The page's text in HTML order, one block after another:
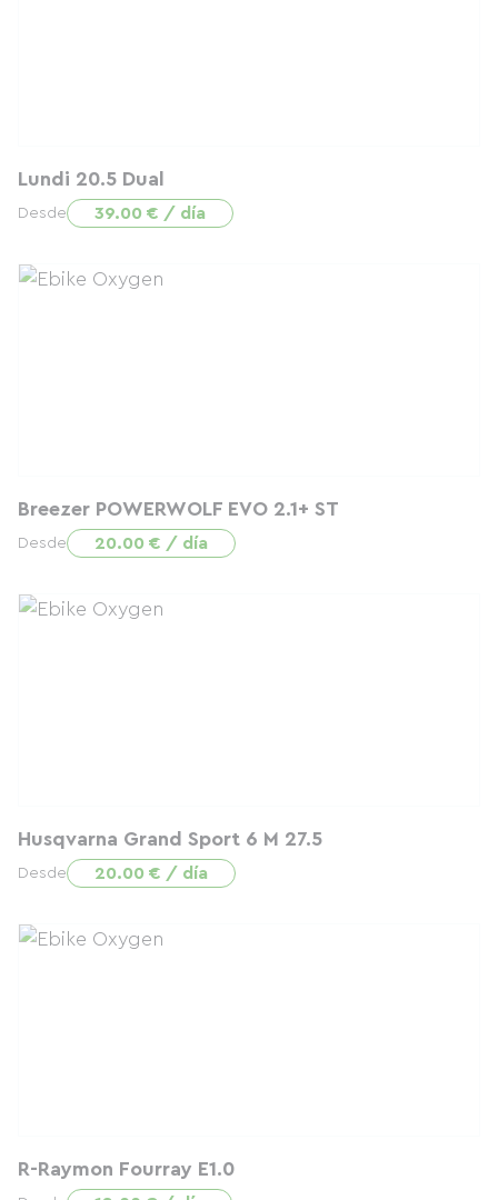
Lundi 20.5 Dual
Desde 39.00 € / día
Breezer POWERWOLF EVO 2.1+ ST
Desde 20.00 € / día
Husqvarna Grand Sport 6 M 27.5
Desde 20.00 € / día
R-Raymon Fourray E1.0